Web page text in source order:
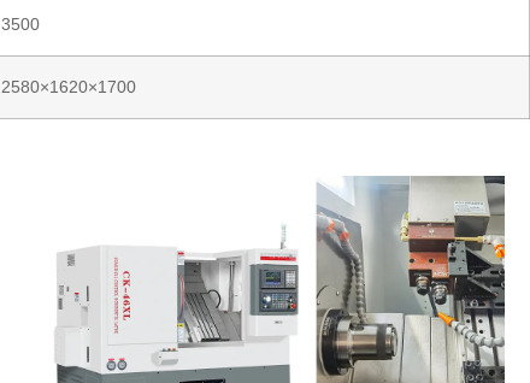
3500
2580×1620×1700